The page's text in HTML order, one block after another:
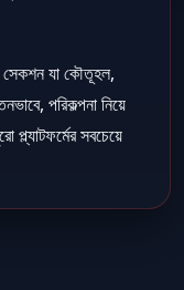
যা কৌতূহল,
পরিকল্পনা নিয়ে
সবচেয়ে